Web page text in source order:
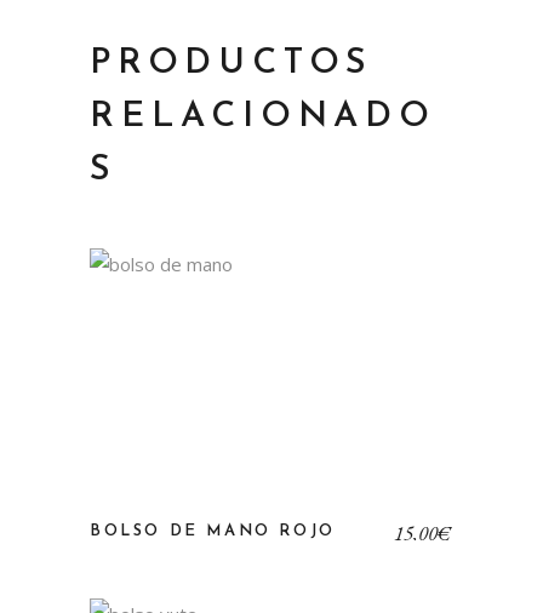
PRODUCTOS
RELACIONADO
S
BOLSO DE MANO ROJO 15,00€